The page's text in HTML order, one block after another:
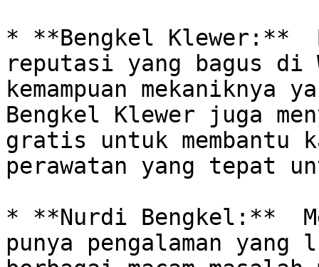
* **Bengkel Klewer:**
reputasi yang bagus di
kemampuan
Bengkel Klewer juga
gratis untuk membantu
perawatan yang tepat
* **Nurdi Bengkel:**
punya pengalaman yang